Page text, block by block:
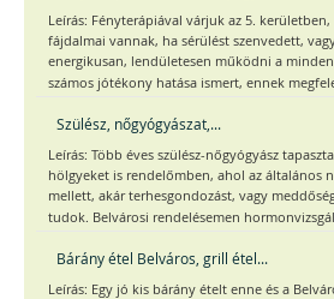
Leírás: Fényterápiával várjuk az 5.
fájdalmai vannak, ha sérülést szenvedett,
energikusan, lendületesen működni a
számos jótékony hatása ismert, ennek
Szülész, nőgyógyászat,...
Leírás: Több éves szülész-nőgyógyász
hölgyeket is rendelőmben, ahol az általános
mellett, akár terhesgondozást, vagy
tudok. Belvárosi rendelésemen
Bárány étel Belváros, grill étel...
Leírás: Egy jó kis bárány ételt enne és a